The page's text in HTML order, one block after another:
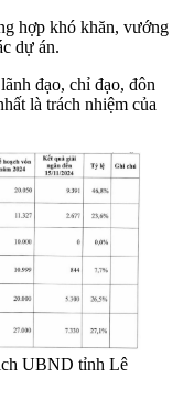
hợp khó khăn, vướng
dự án.
đạo, chỉ đạo, đôn
là trách nhiệm của
UBND tỉnh Lê